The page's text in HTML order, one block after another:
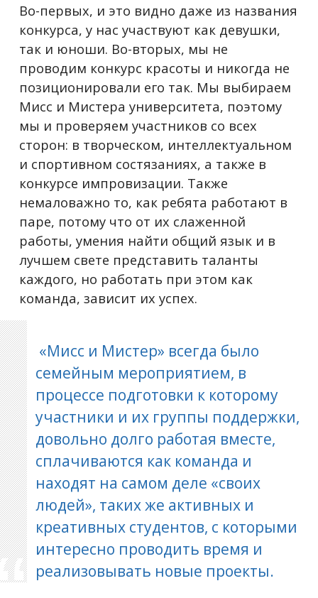
Во-первых, и это видно даже из названия
конкурса, у нас участвуют как девушки,
так и юноши. Во-вторых, мы не
проводим конкурс красоты и никогда не
позиционировали его так. Мы выбираем
Мисс и Мистера университета, поэтому
мы и проверяем участников со всех
сторон: в творческом, интеллектуальном
и спортивном состязаниях, а также в
конкурсе импровизации. Также
немаловажно то, как ребята работают в
паре, потому что от их слаженной
работы, умения найти общий язык и в
лучшем свете представить таланты
каждого, но работать при этом как
команда, зависит их успех.
«Мисс и Мистер» всегда было
семейным мероприятием, в
процессе подготовки к которому
участники и их группы поддержки,
довольно долго работая вместе,
сплачиваются как команда и
находят на самом деле «своих
людей», таких же активных и
креативных студентов, с которыми
интересно проводить время и
реализовывать новые проекты.